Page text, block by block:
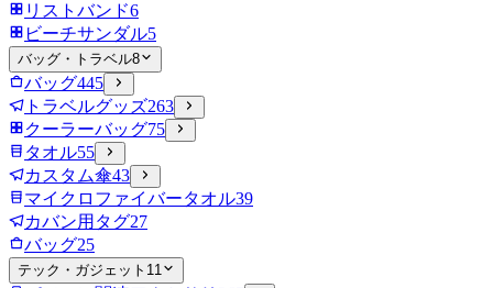
リストバンド6
ビーチサンダル5
バッグ・トラベル8
バッグ445
トラベルグッズ263
クーラーバッグ75
タオル55
カスタム傘43
マイクロファイバータオル39
カバン用タグ27
バッグ25
テック・ガジェット 11